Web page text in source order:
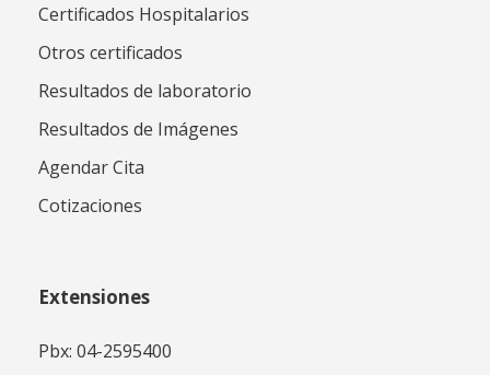
Certificados Hospitalarios
Otros certificados
Resultados de laboratorio
Resultados de Imágenes
Agendar Cita
Cotizaciones
Extensiones
Pbx: 04-2595400